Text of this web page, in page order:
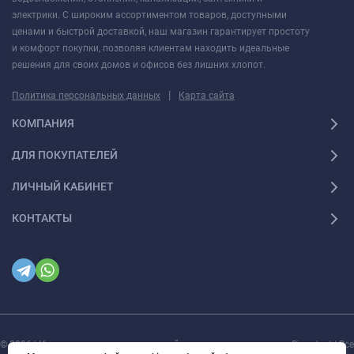
электрики. С широким ассортиментом товаров, доступными
ценами и быстрой доставкой, наш магазин гарантирует простоту
и комфорт покупки, позволяя клиентам находить идеальные
решения для своих домов и офисов без лишних хлопот.
Политика персональных данных | Карта сайта
КОМПАНИЯ
ДЛЯ ПОКУПАТЕЛЕЙ
ЛИЧНЫЙ КАБИНЕТ
КОНТАКТЫ
© 2026 | Интернет магазин инженерной сантехники и электрики Rigaplast | Все